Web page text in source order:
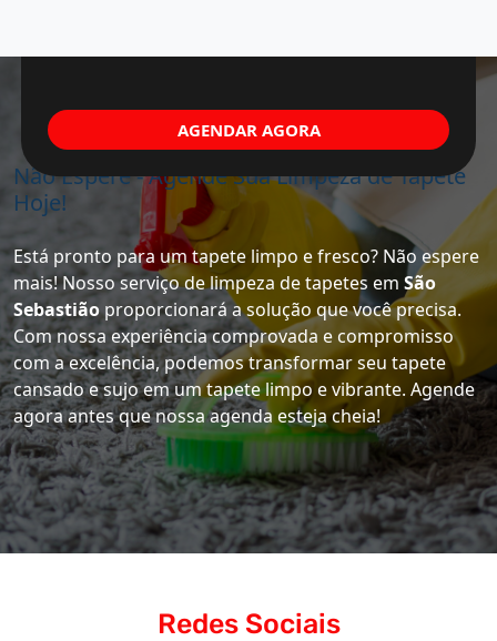
Não Espere - Agende Sua Limpeza de Tapete
Hoje!
Está pronto para um tapete limpo e fresco? Não espere
mais! Nosso serviço de limpeza de tapetes em São
Sebastiãoproporcionará a solução que você precisa.
Com nossa experiência comprovada e compromisso
com a excelência, podemos transformar seu tapete
cansado e sujo em um tapete limpo e vibrante. Agende
agora antes que nossa agenda esteja cheia!
AGENDAR AGORA
Redes Sociais